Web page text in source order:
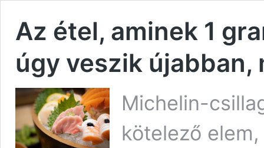
Az étel, aminek 1
úgy veszik újabban,
Michelin-
kötelező